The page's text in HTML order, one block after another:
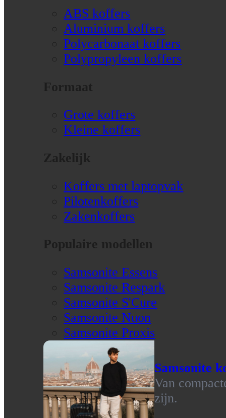
ABS koffers
Aluminium koffers
Polycarbonaat koffers
Polypropyleen koffers
Formaat
Grote koffers
Kleine koffers
Zakelijk
Koffers met laptopvak
Pilotenkoffers
Zakenkoffers
Populaire modellen
Samsonite Essens
Samsonite Respark
Samsonite S'Cure
Samsonite Nuon
Samsonite Proxis
Samsonite
Van
zijn.